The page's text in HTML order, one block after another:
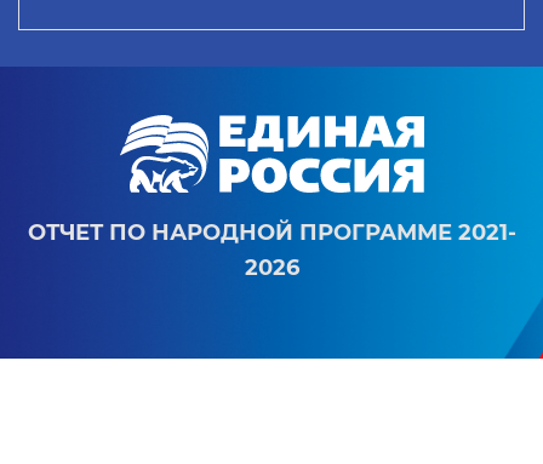
ОТЧЕТ ПО НАРОДНОЙ ПРОГРАММЕ 2021-
2026